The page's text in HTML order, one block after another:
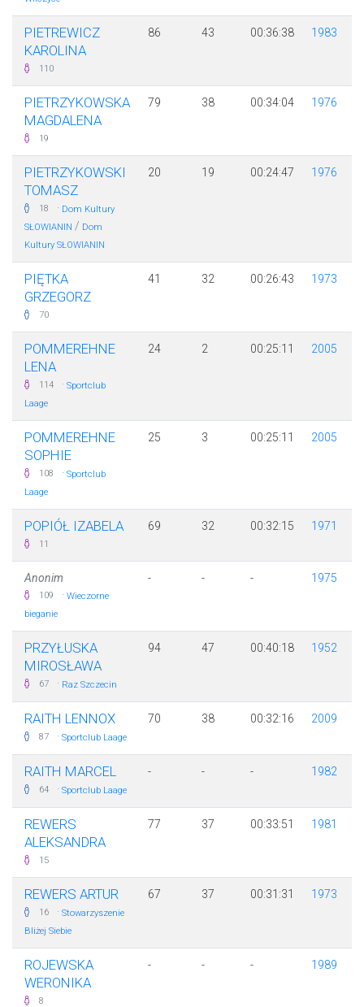
PIETREWICZ
KAROLINA
110
86 43 00:36:38 1983
PIETRZYKOWSKA
MAGDALENA
19
79 38 00:34:04 1976
PIETRZYKOWSKI
TOMASZ
18 · Dom Kultury
SŁOWIANIN / Dom
Kultury SŁOWIANIN
20 19 00:24:47 1976
PIĘTKA
GRZEGORZ
70
41 32 00:26:43 1973
POMMEREHNE
LENA
114 · Sportclub
Laage
24 2 00:25:11 2005
POMMEREHNE
SOPHIE
108 · Sportclub
Laage
25 3 00:25:11 2005
POPIÓŁ IZABELA
11
69 32 00:32:15 1971
Anonim
109 · Wieczorne
bieganie
- - - 1975
PRZYŁUSKA
MIROSŁAWA
67 · Raz Szczecin
94 47 00:40:18 1952
RAITH LENNOX
87 · Sportclub Laage
70 38 00:32:16 2009
RAITH MARCEL
64 · Sportclub Laage
- - - 1982
REWERS
ALEKSANDRA
15
77 37 00:33:51 1981
REWERS ARTUR
16 · Stowarzyszenie
Bliżej Siebie
67 37 00:31:31 1973
ROJEWSKA
WERONIKA
8
- - - 1989